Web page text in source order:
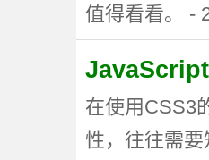
值得看看。 -
JavaScript
在使用CSS3
性，往往需